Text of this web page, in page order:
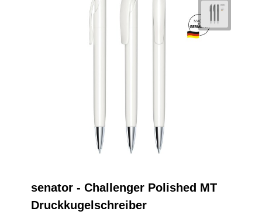
senator - Challenger Polished MT
Druckkugelschreiber